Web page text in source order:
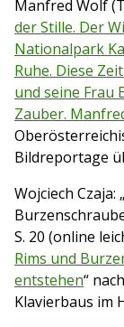
Manfred Wolf
der Stille. Der
Nationalpark
Ruhe. Diese
und seine Frau
Zauber.
Bildreportage
Wojciech Czaja:
S. 20 (online
Rims und
entstehen“
Klavierbaus im